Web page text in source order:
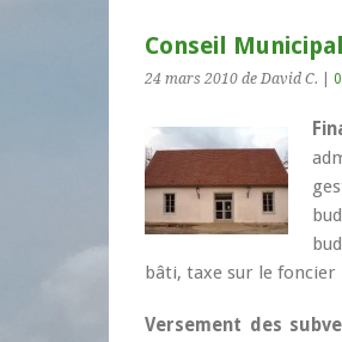
Conseil
24 mars 2010 de David C.
bâti, taxe sur le foncier
Versement des